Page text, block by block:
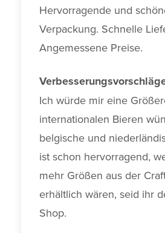
Hervorragende und
Verpackung. Schnelle
Angemessene Preise.
Ich würde mir eine
internationalen Bieren
belgische und
ist schon hervorragend,
mehr Größen aus der
erhältlich wären, seid ihr
Shop.